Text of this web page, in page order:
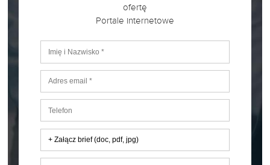
ofertę
Portale internetowe
+ Załącz brief (doc, pdf, jpg)